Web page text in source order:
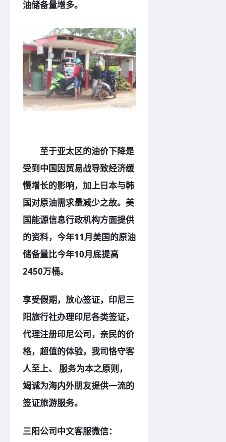
油储备量增多。
至于亚太区的油价下降是
受到中国因贸易战导致经济缓
慢增长的影响，加上日本与韩
国对原油需求量减少之故。美
国能源信息行政机构方面提供
的资料，今年11月美国的原油
储备量比今年10月底提高
2450万桶。
享受假期，放心签证，印尼三
阳旅行社办理印尼各类签证，
代理注册印尼公司，亲民的价
格，超值的体验，我司恪守客
人至上、 服务为本之原则，
竭诚为海内外朋友提供一流的
签证旅游服务。
三阳公司中文客服微信：